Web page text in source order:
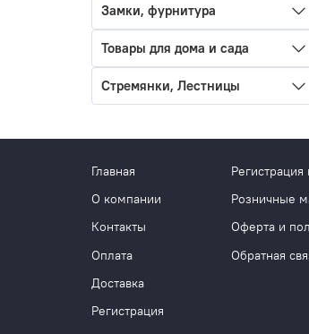
Замки, фурнитура
Товары для дома и сада
Стремянки, Лестницы
Главная
О компании
Контакты
Оплата
Доставка
Регистрация
Регистрация
Розничные
Оферта и
Обратная